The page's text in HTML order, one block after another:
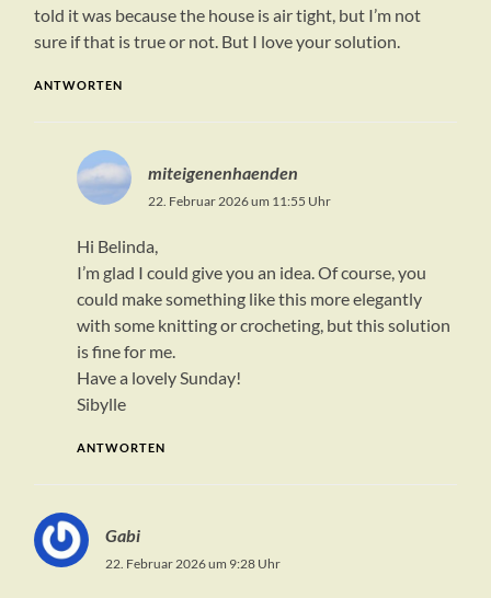
told it was because the house is air tight, but I’m not
sure if that is true or not. But I love your solution.
ANTWORTEN
miteigenenhaenden
22. Februar 2026 um 11:55 Uhr
Hi Belinda,
I’m glad I could give you an idea. Of course, you
could make something like this more elegantly
with some knitting or crocheting, but this solution
is fine for me.
Have a lovely Sunday!
Sibylle
ANTWORTEN
Gabi
22. Februar 2026 um 9:28 Uhr